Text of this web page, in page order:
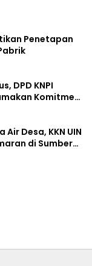
Penetapan
DPD KNPI
Komitmen
Desa, KKN UIN
di Sumber